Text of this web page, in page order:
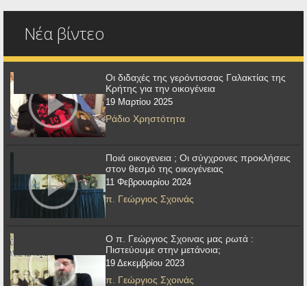
Νέα βίντεο
Οι διδαχές της γερόντισσας Γαλακτίας της
Κρήτης για την οικογένεια
19 Μαρτίου 2025
Ράδιο Χρηστότητα
Ποιά οικογενεια ; Οι σύγχρονες προκλήσεις
στον θεσμό της οικογένειας
11 Φεβρουαρίου 2024
π. Γεώργιος Σχοινάς
Ο π. Γεώργιος Σχοινας μας ρωτά :
Πιστεύουμε στην μετάνοια;
19 Δεκεμβρίου 2023
π. Γεώργιος Σχοινάς